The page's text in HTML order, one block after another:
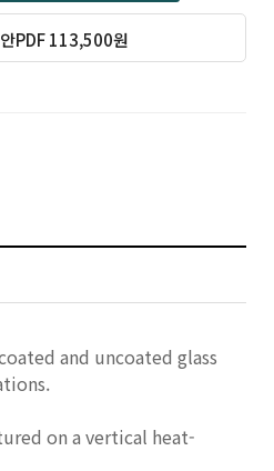
PDF 113,500원
and uncoated glass
on a vertical heat-